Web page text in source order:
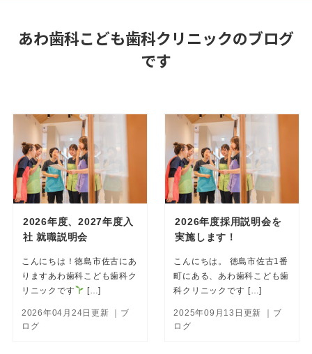
あわ歯科こども歯科クリニックのブログ
です
2026年度、2027年度入
社 就職説明会
こんにちは！徳島市佐古にあ
りますあわ歯科こども歯科ク
リニックです
[…]
2026年04月24日更新
｜ブ
ログ
2026年度採用説明会を
実施します！
こんにちは。 徳島市佐古1番
町にある、あわ歯科こども歯
科クリニックです […]
2025年09月13日更新
｜ブ
ログ